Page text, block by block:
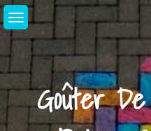
Skip
to
content
Goûter De